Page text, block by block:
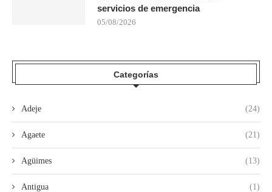
servicios de emergencia
05/08/2026
Categorías
Adeje (24)
Agaete (21)
Agüimes (13)
Antigua (1)